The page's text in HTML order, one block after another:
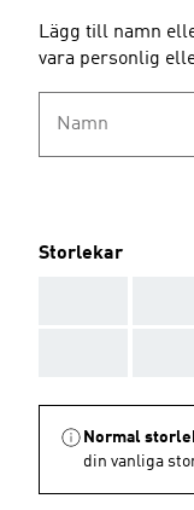
Lägg till namn
vara personlig
Namn
Storlekar
Normal
din vanliga